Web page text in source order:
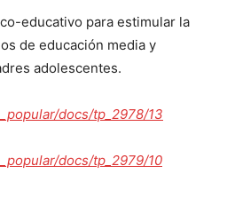
educativo para estimular la
de educación media y
adolescentes.
docs/tp_2978/13
docs/tp_2979/10